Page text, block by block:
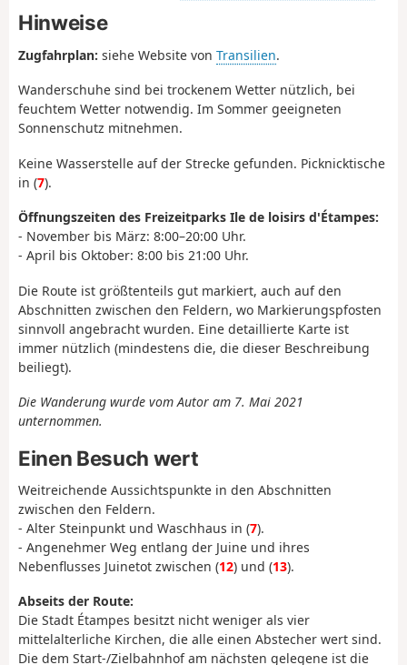
Hinweise
Zugfahrplan: siehe Website von Transilien.
Wanderschuhe sind bei trockenem Wetter nützlich, bei
feuchtem Wetter notwendig. Im Sommer geeigneten
Sonnenschutz mitnehmen.
Keine Wasserstelle auf der Strecke gefunden. Picknicktische
in (7).
Öffnungszeiten des Freizeitparks Ile de loisirs d'Étampes:
- November bis März: 8:00–20:00 Uhr.
- April bis Oktober: 8:00 bis 21:00 Uhr.
Die Route ist größtenteils gut markiert, auch auf den
Abschnitten zwischen den Feldern, wo Markierungspfosten
sinnvoll angebracht wurden. Eine detaillierte Karte ist
immer nützlich (mindestens die, die dieser Beschreibung
beiliegt).
Die Wanderung wurde vom Autor am 7. Mai 2021
unternommen.
Einen Besuch wert
Weitreichende Aussichtspunkte in den Abschnitten
zwischen den Feldern.
- Alter Steinpunkt und Waschhaus in (7).
- Angenehmer Weg entlang der Juine und ihres
Nebenflusses Juinetot zwischen (12) und (13).
Abseits der Route:
Die Stadt Étampes besitzt nicht weniger als vier
mittelalterliche Kirchen, die alle einen Abstecher wert sind.
Die dem Start-/Zielbahnhof am nächsten gelegene ist die